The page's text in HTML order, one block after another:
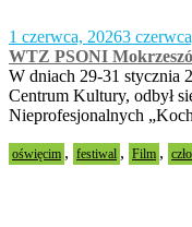
1 czerwca, 20263
WTZ PSONI
W dniach 29-31 stycznia
Centrum Kultury, odbył
Nieprofesjonalnych
oświęcim , festiwal , Film ,